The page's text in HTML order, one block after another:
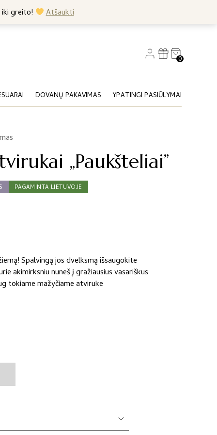
iki greito! Atšaukti
0
DOVANŲ PAKAVIMAS YPATINGI PASIŪLYMAI
„Paukšteliai”
PAGAMINTA LIETUVOJE
Spalvingą jos dvelksmą išsaugokite
akimirksniu nuneš į gražiausius vasariškus
tokiame mažyčiame atviruke